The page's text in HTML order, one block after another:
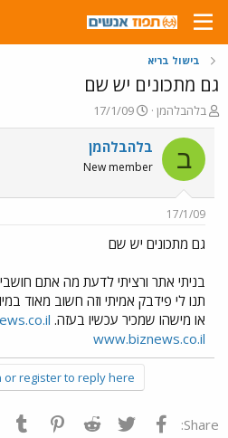
בישול בריא
גם מתכונים יש שם
פ
ו
ת
ח
ה
ו
ש
א
בלהבלהמן
פ
ו
ר
ם
ר
17/1/09
ב בלהבלהמן
New member
17/1/09
גם מתכונים יש שם
בניתי אתר ורציתי לדעת מה אתם
תנו לי פידבק אמיתי וזה חשוב מאוד
או מישהו שמכיר עכשיו בעזה.
www.biznews.co.il
or register to reply here.
Share: פייסבוק Twitter
Reddit